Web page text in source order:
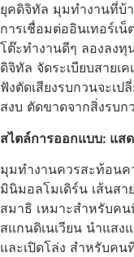
ยุคดิจิทัล มุมทำงานที่บ้
การเชื่อมต่ออินเทอร์เ
โต๊ะทำงานดีๆ ลองลง
ดิจิทัล จัดระเบียบสายเ
ฟังตัดเสียงรบกวนจะเ
สงบ ตัดขาดจากสิ่งรบก
สไตล์การออกแบบ: แส
มุมทำงานควรสะท้อน
มินิมอลโมเดิร์น เส้นส
สมาธิ เหมาะสำหรับค
สแกนดิเนเวียน นำแสง
และเปิดโล่ง สำหรับค